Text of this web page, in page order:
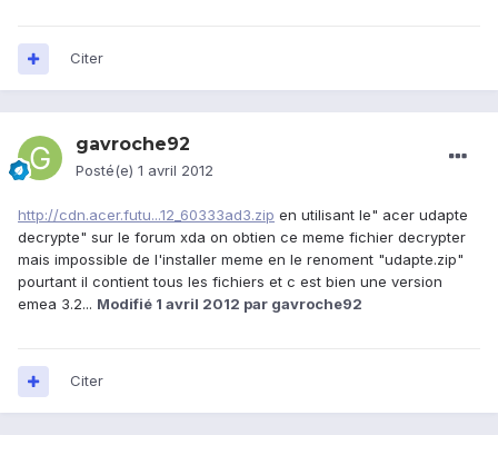
Citer
gavroche92
Posté(e) 1 avril 2012
http://cdn.acer.futu...12_60333ad3.zip en utilisant le" acer udapte
decrypte" sur le forum xda on obtien ce meme fichier decrypter
mais impossible de l'installer meme en le renoment "udapte.zip"
pourtant il contient tous les fichiers et c est bien une version
emea 3.2... Modifié 1 avril 2012 par gavroche92
Citer